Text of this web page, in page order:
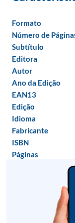
Formato
Número de
Subtítulo
Editora
Autor
Ano da Edição
EAN13
Edição
Idioma
Fabricante
ISBN
Páginas